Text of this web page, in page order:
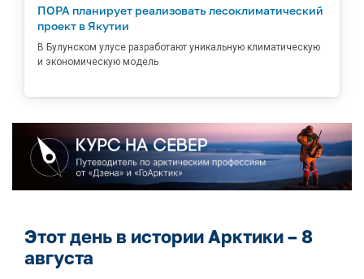
ПОРА планирует реализовать лесоклиматический
проект в Якутии
В Булунском улусе разработают уникальную климатическую
и экономическую модель
Этот день в истории Арктики – 8
августа